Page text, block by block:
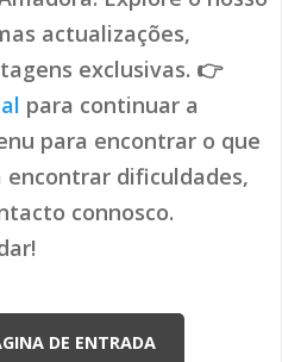
actualizações,
exclusivas. 👉
para continuar a
para encontrar o que
encontrar dificuldades,
connosco.
DE ENTRADA